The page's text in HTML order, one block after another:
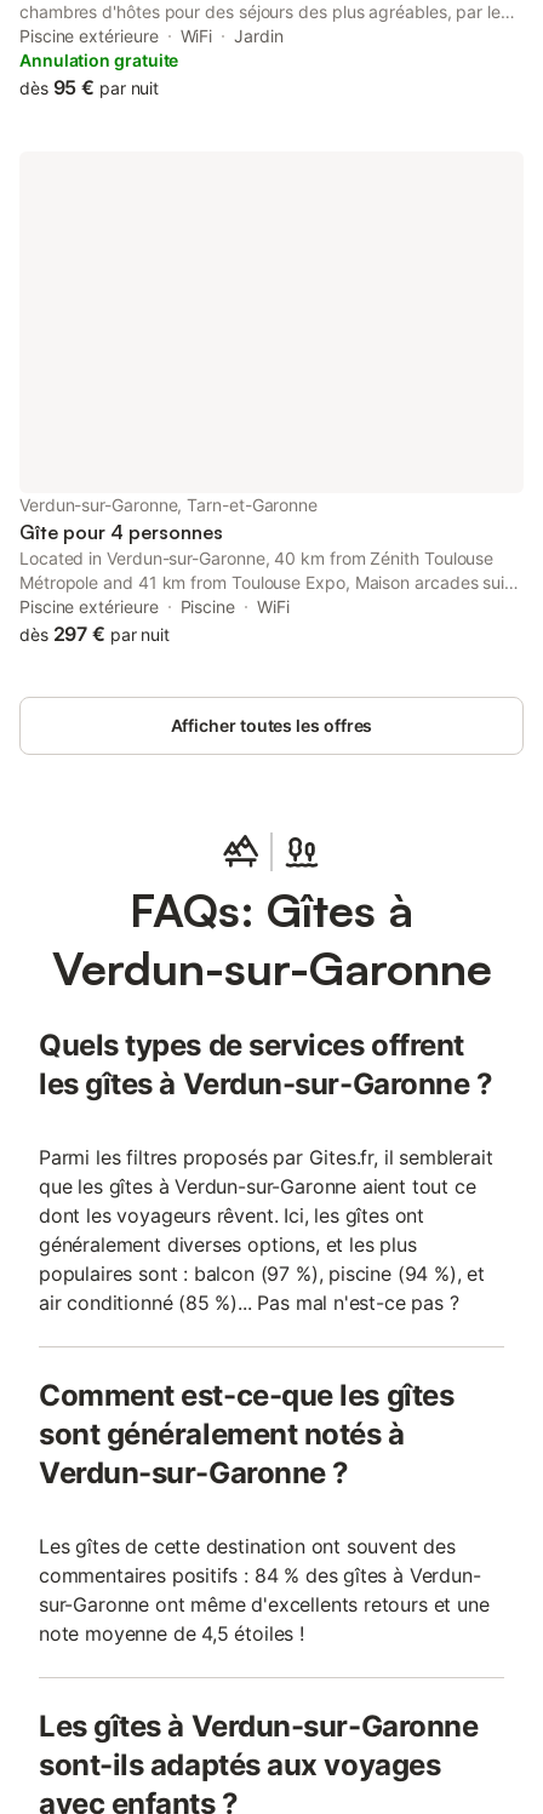
chambres d'hôtes pour des séjours des plus agréables, par le
site, l'architecture, le jardin, la piscine. La proximité des services
est un atout considérable. Droit d'annulation autorisé au
maximum 1 semaine avant le début de la location. Le petit
Piscine extérieure WiFi
Jardin
Annulation gratuite
dès 95 € par nuit
Verdun-sur-Garonne, Tarn-et-Garonne
Gîte pour 4 personnes
Located in Verdun-sur-Garonne, 40 km from Zénith Toulouse
Métropole and 41 km from Toulouse Expo, Maison arcades suite
1 provides spacious air-conditioned accommodation with a
terrace and free WiFi.
Piscine extérieure Piscine
WiFi
dès 297 € par nuit
Afficher toutes les offres
FAQs: Gîtes à
Verdun-sur-Garonne
Quels types de services offrent
les gîtes à Verdun-sur-Garonne ?
Parmi les filtres proposés par Gites.fr, il semblerait
que les gîtes à Verdun-sur-Garonne aient tout ce
dont les voyageurs rêvent. Ici, les gîtes ont
généralement diverses options, et les plus
populaires sont : balcon (97 %), piscine (94 %), et
air conditionné (85 %)... Pas mal n'est-ce pas ?
Comment est-ce-que les gîtes
sont généralement notés à
Verdun-sur-Garonne ?
Les gîtes de cette destination ont souvent des
commentaires positifs : 84 % des gîtes à Verdun-
sur-Garonne ont même d'excellents retours et une
note moyenne de 4,5 étoiles !
Les gîtes à Verdun-sur-Garonne
sont-ils adaptés aux voyages
avec enfants ?